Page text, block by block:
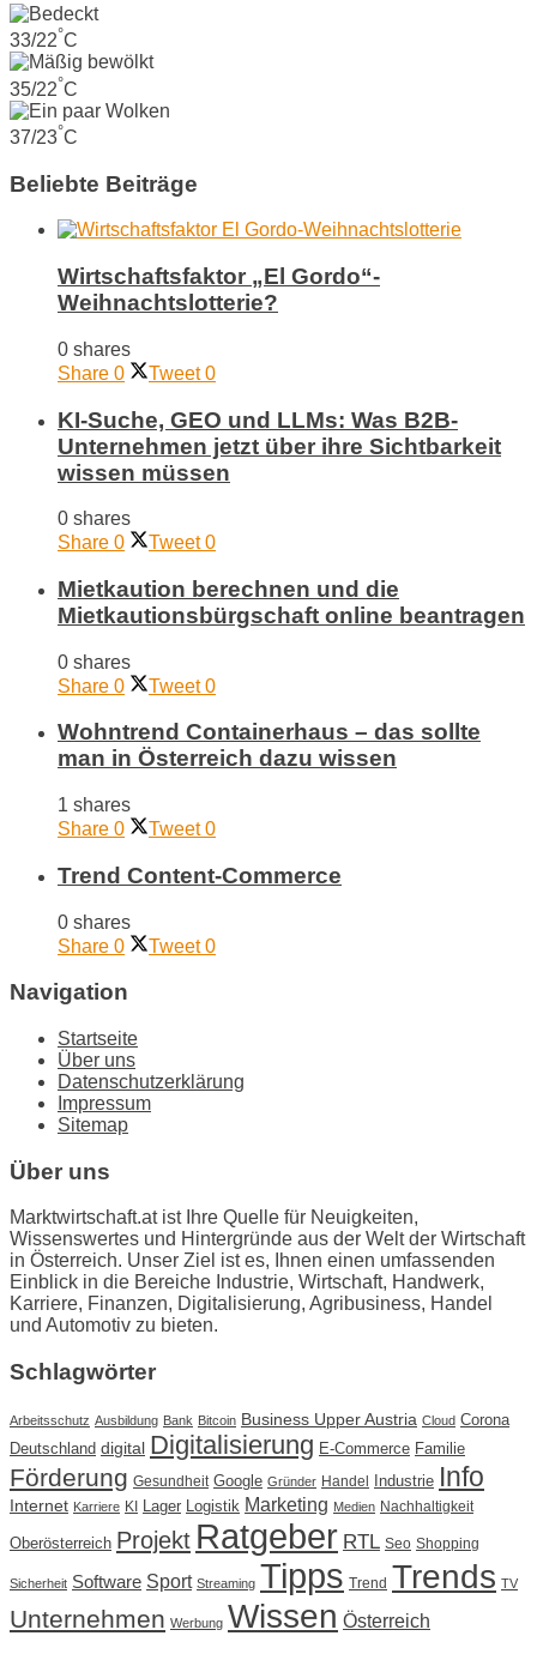
33/22°C
35/22°C
37/23°C
Beliebte Beiträge
Wirtschaftsfaktor „El Gordo“-
Weihnachtslotterie?
0 shares
Share 0 Tweet 0
KI-Suche, GEO und LLMs: Was B2B-
Unternehmen jetzt über ihre Sichtbarkeit
wissen müssen
0 shares
Share 0 Tweet 0
Mietkaution berechnen und die
Mietkautionsbürgschaft online beantragen
0 shares
Share 0 Tweet 0
Wohntrend Containerhaus – das sollte
man in Österreich dazu wissen
1 shares
Share 0 Tweet 0
Trend Content-Commerce
0 shares
Share 0 Tweet 0
Navigation
Startseite
Über uns
Datenschutzerklärung
Impressum
Sitemap
Über uns
Marktwirtschaft.at ist Ihre Quelle für Neuigkeiten,
Wissenswertes und Hintergründe aus der Welt der Wirtschaft
in Österreich. Unser Ziel ist es, Ihnen einen umfassenden
Einblick in die Bereiche Industrie, Wirtschaft, Handwerk,
Karriere, Finanzen, Digitalisierung, Agribusiness, Handel
und Automotiv zu bieten.
Schlagwörter
Arbeitsschutz Ausbildung Bank Bitcoin Business Upper Austria Cloud Corona
Deutschland digital Digitalisierung E-Commerce Familie
Förderung Gesundheit Google Gründer Handel Industrie Info
Internet Karriere KI Lager Logistik Marketing Medien Nachhaltigkeit
Oberösterreich Projekt Ratgeber RTL Seo Shopping
Sicherheit Software Sport Streaming Tipps Trend Trends TV
Unternehmen Werbung Wissen Österreich